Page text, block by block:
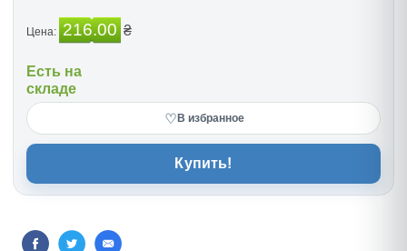
Цена: 216.00 ₴
Есть на
складе
♡ В избранное
Купить!